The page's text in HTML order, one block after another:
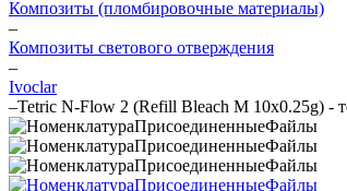
Композиты (пломбировочные материалы)
–
Композиты светового отверждения
–
Ivoclar
–Tetric N-Flow 2 (Refill Bleach M 10x0.25g) -